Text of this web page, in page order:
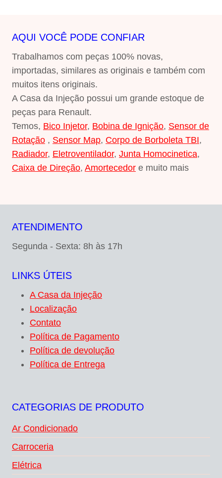
AQUI VOCÊ PODE CONFIAR
Trabalhamos com peças 100% novas,
importadas, similares as originais e também com
muitos itens originais.
A Casa da Injeção possui um grande estoque de
peças para Renault.
Temos, Bico Injetor, Bobina de Ignição, Sensor de
Rotação , Sensor Map, Corpo de Borboleta TBI,
Radiador, Eletroventilador, Junta Homocinetica,
Caixa de Direção, Amortecedor e muito mais
ATENDIMENTO
Segunda - Sexta: 8h às 17h
LINKS ÚTEIS
A Casa da Injeção
Localização
Contato
Política de Pagamento
Política de devolução
Política de Entrega
CATEGORIAS DE PRODUTO
Ar Condicionado
Carroceria
Elétrica